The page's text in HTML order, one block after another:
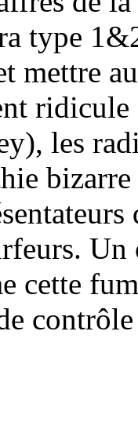
type
mettre
les
cette